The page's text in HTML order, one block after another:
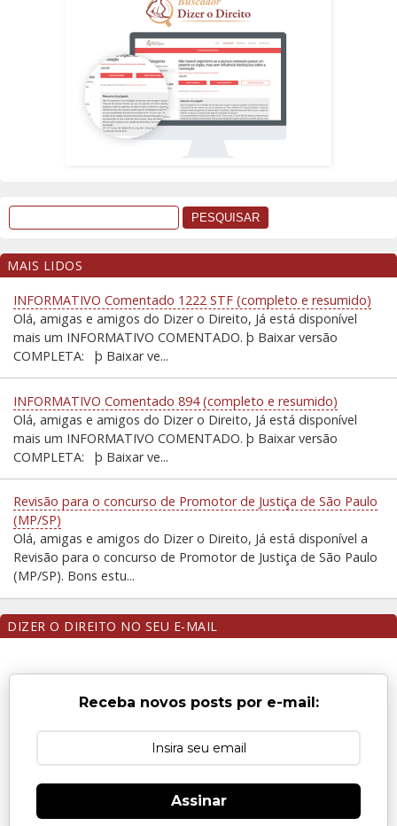
MAIS LIDOS
INFORMATIVO Comentado 1222 STF (completo e resumido)
Olá, amigas e amigos do Dizer o Direito, Já está disponível
mais um INFORMATIVO COMENTADO. þ Baixar versão
COMPLETA: þ Baixar ve...
INFORMATIVO Comentado 894 (completo e resumido)
Olá, amigas e amigos do Dizer o Direito, Já está disponível
mais um INFORMATIVO COMENTADO. þ Baixar versão
COMPLETA: þ Baixar ve...
Revisão para o concurso de Promotor de Justiça de São Paulo
(MP/SP)
Olá, amigas e amigos do Dizer o Direito, Já está disponível a
Revisão para o concurso de Promotor de Justiça de São Paulo
(MP/SP). Bons estu...
DIZER O DIREITO NO SEU E-MAIL
Receba novos posts por e-mail:
Assinar